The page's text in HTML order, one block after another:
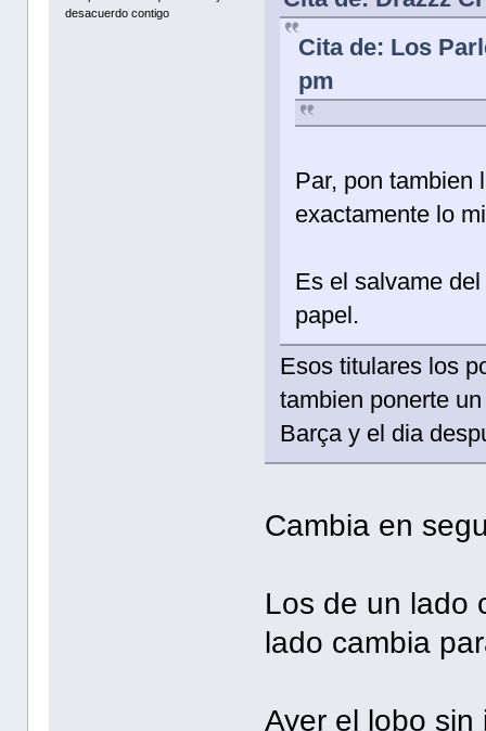
desacuerdo contigo
Cita de: Los
pm
Par, pon tambien
exactamente lo
Es el salvame
papel.
Esos titulares los
tambien ponerte
Barça y el dia
Cambia en
Los de un lado
lado cambia
Ayer el lobo